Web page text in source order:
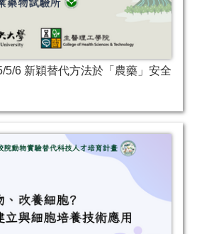
5/6 新穎替代方法於「農藥」安全